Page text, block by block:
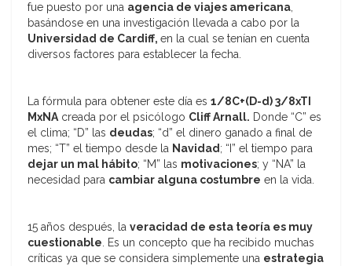
fue puesto por una agencia de viajes americana,
basándose en una investigación llevada a cabo por la
Universidad de Cardiff, en la cual se tenían en cuenta
diversos factores para establecer la fecha.
La fórmula para obtener este día es 1/8C+(D-d) 3/8xTI
MxNAcreada por el psicólogo Cliff Arnall. Donde “C” es
el clima; “D” las deudas; “d” el dinero ganado a final de
mes; “T” el tiempo desde la Navidad; “I” el tiempo para
dejar un mal hábito; “M” las motivaciones; y “NA” la
necesidad para cambiar alguna costumbre en la vida.
15 años después, la veracidad de esta teoría es muy
cuestionable. Es un concepto que ha recibido muchas
críticas ya que se considera simplemente una estrategia